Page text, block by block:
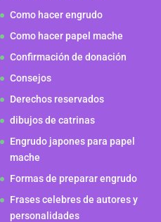
Como hacer engrudo
Como hacer papel mache
Confirmación de donación
Consejos
Derechos reservados
dibujos de catrinas
Engrudo japones para papel
mache
Formas de preparar engrudo
Frases celebres de autores y
personalidades